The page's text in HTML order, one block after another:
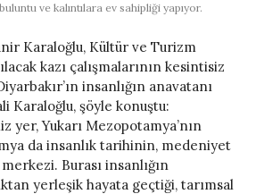
ve kalıntılara ev sahipliği yapıyor.
Karaloğlu, Kültür ve Turizm
kazı çalışmalarının kesintisiz
insanlığın anavatanı
Karaloğlu, şöyle konuştu:
yer, Yukarı Mezopotamya’nın
da insanlık tarihinin, medeniyet
Burası insanlığın
yerleşik hayata geçtiği, tarımsal